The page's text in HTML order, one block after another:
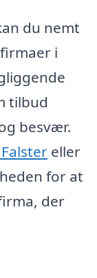
du nemt
i
tilbud
besvær.
eller
for at
der